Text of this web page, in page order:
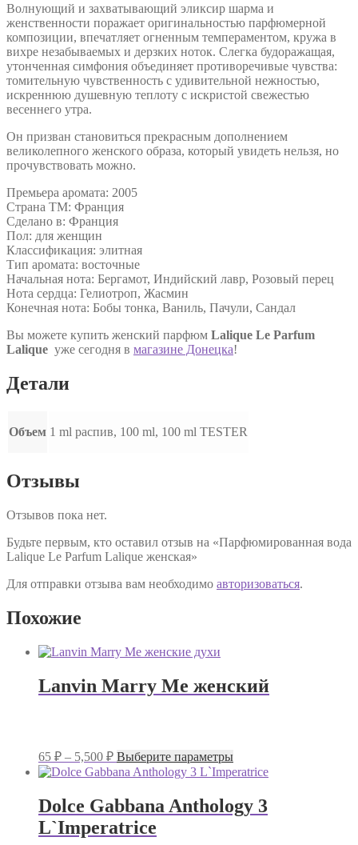
Волнующий и захватывающий эликсир шарма и
женственности поражает оригинальностью парфюмерной
композиции, впечатляет огненным темпераментом, кружа в
вихре незабываемых и дерзких ноток. Слегка будоражащая,
утонченная симфония объединяет противоречивые чувства:
томительную чувственность с удивительной нежностью,
искреннюю душевную теплоту с искристой свежестью
весеннего утра.
Он призван становиться прекрасным дополнением
великолепного женского образа, который увидеть нельзя, но
прочувствовать можно.
Премьера аромата: 2005
Страна ТМ: Франция
Сделано в: Франция
Пол: для женщин
Классификация: элитная
Тип аромата: восточные
Начальная нота: Бергамот, Индийский лавр, Розовый перец
Нота сердца: Гелиотроп, Жасмин
Конечная нота: Бобы тонка, Ваниль, Пачули, Сандал
Вы можете купить женский парфюм Lalique Le Parfum
Lalique уже сегодня в магазине Донецка!
Детали
Объем 1 ml распив, 100 ml, 100 ml TESTER
Отзывы
Отзывов пока нет.
Будьте первым, кто оставил отзыв на «Парфюмированная вода
Lalique Le Parfum Lalique женская»
Для отправки отзыва вам необходимо авторизоваться.
Похожие
Lanvin Marry Me женский
65 ₽ – 5,500 ₽Диапазон
цен:
–
5,500 ₽
Выберите параметрыЭтот
товар
имеет
несколько
вариаций.
Dolce Gabbana Anthology 3
L`Imperatrice